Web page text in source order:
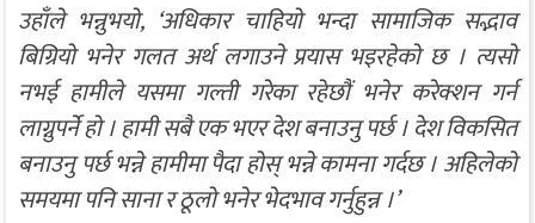
उहाँले भन्नुभयो, ‘अधिकार चाहियो भन्दा सामाजिक सद्भाव
बिग्रियो भनेर गलत अर्थ लगाउने प्रयास भइरहेको छ । त्यसो
नभई हामीले यसमा गल्ती गरेका रहेछौं भनेर करेक्शन गर्न
लाग्नुपर्ने हो । हामी सबै एक भएर देश बनाउनु पर्छ । देश विकसित
बनाउनु पर्छ भन्ने हामीमा पैदा होस् भन्ने कामना गर्दछ । अहिलेको
समयमा पनि साना र ठूलो भनेर भेदभाव गर्नुहुन्न ।’